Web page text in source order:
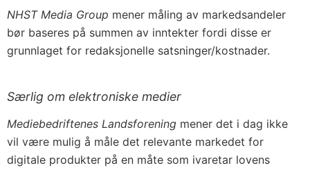
NHST Media Group mener måling av markedsandeler
bør baseres på summen av inntekter fordi disse er
grunnlaget for redaksjonelle satsninger/kostnader.
Særlig om elektroniske medier
Mediebedriftenes Landsforening mener det i dag ikke
vil være mulig å måle det relevante markedet for
digitale produkter på en måte som ivaretar lovens